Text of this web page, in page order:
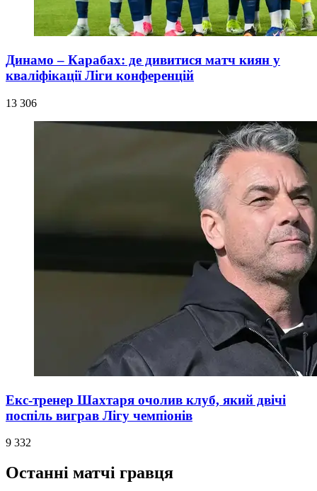
Динамо – Карабах: де дивитися матч киян у
кваліфікації Ліги конференцій
13 306
Екс-тренер Шахтаря очолив клуб, який двічі
поспіль виграв Лігу чемпіонів
9 332
Останні матчі гравця